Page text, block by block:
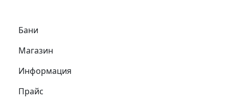
Самое важное
Бани
Магазин
Информация
Прайс